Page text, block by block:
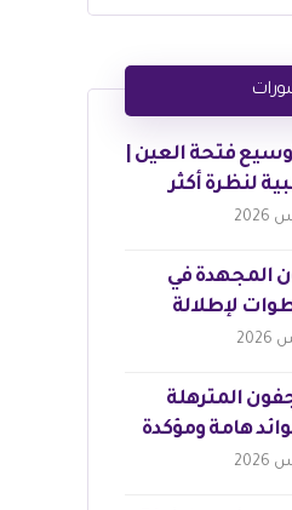
فتحة العين |
لنظرة أكثر
المجهدة في
| 3 خطوات لإطلالة
المترهلة